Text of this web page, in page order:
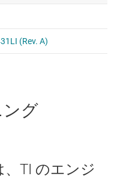
グ
TI のエンジ